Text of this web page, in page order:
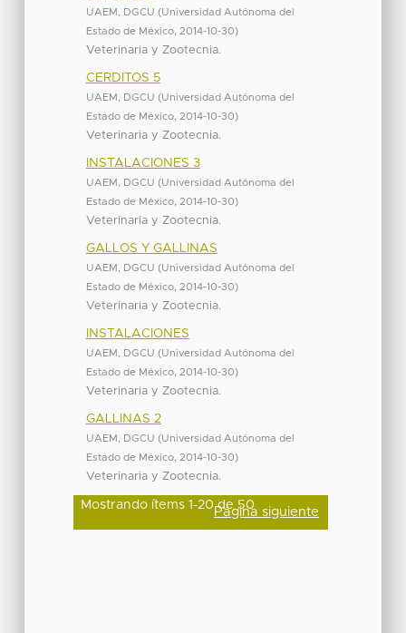
UAEM, DGCU (Universidad Autónoma del
Estado de México, 2014-10-30)
Veterinaria y Zootecnia.
CERDITOS 5
UAEM, DGCU (Universidad Autónoma del
Estado de México, 2014-10-30)
Veterinaria y Zootecnia.
INSTALACIONES 3
UAEM, DGCU (Universidad Autónoma del
Estado de México, 2014-10-30)
Veterinaria y Zootecnia.
GALLOS Y GALLINAS
UAEM, DGCU (Universidad Autónoma del
Estado de México, 2014-10-30)
Veterinaria y Zootecnia.
INSTALACIONES
UAEM, DGCU (Universidad Autónoma del
Estado de México, 2014-10-30)
Veterinaria y Zootecnia.
GALLINAS 2
UAEM, DGCU (Universidad Autónoma del
Estado de México, 2014-10-30)
Veterinaria y Zootecnia.
Mostrando ítems 1-20 de 50Página siguiente